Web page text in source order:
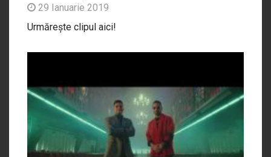
29 Ianuarie 2019
Urmărește clipul aici!